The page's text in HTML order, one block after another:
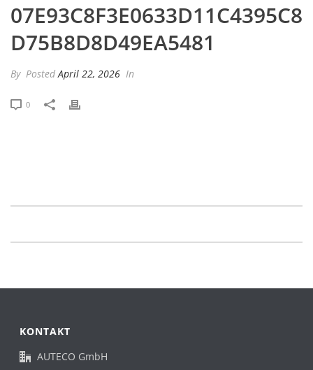
07E93C8F3E0633D11C4395C8
D75B8D8D49EA5481
By PostedApril 22, 2026 In
0
KONTAKT
AUTECO GmbH